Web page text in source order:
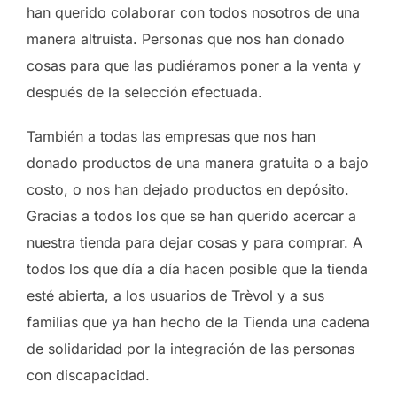
han querido colaborar con todos nosotros de una
manera altruista. Personas que nos han donado
cosas para que las pudiéramos poner a la venta y
después de la selección efectuada.
También a todas las empresas que nos han
donado productos de una manera gratuita o a bajo
costo, o nos han dejado productos en depósito.
Gracias a todos los que se han querido acercar a
nuestra tienda para dejar cosas y para comprar. A
todos los que día a día hacen posible que la tienda
esté abierta, a los usuarios de Trèvol y a sus
familias que ya han hecho de la Tienda una cadena
de solidaridad por la integración de las personas
con discapacidad.